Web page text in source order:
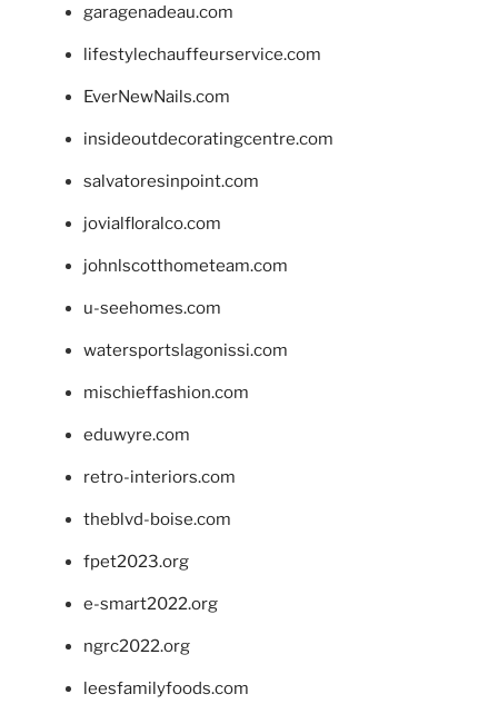
garagenadeau.com
lifestylechauffeurservice.com
EverNewNails.com
insideoutdecoratingcentre.com
salvatoresinpoint.com
jovialfloralco.com
johnlscotthometeam.com
u-seehomes.com
watersportslagonissi.com
mischieffashion.com
eduwyre.com
retro-interiors.com
theblvd-boise.com
fpet2023.org
e-smart2022.org
ngrc2022.org
leesfamilyfoods.com